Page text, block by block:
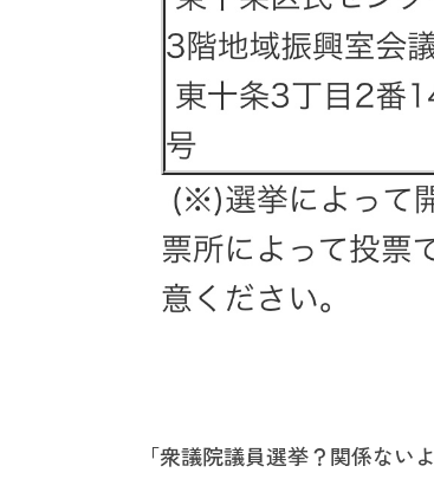
「衆議院議員選挙？関係ないよ